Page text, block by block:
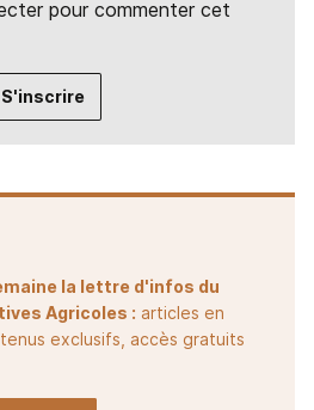
pour commenter cet
S'inscrire
la lettre d'infos du
Agricoles : articles en
exclusifs, accès gratuits